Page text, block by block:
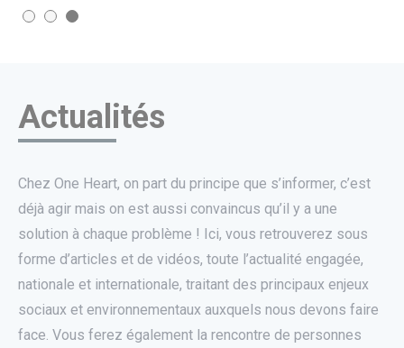
Actualités
Chez One Heart, on part du principe que s’informer, c’est
déjà agir mais on est aussi convaincus qu’il y a une
solution à chaque problème ! Ici, vous retrouverez sous
forme d’articles et de vidéos, toute l’actualité engagée,
nationale et internationale, traitant des principaux enjeux
sociaux et environnementaux auxquels nous devons faire
face. Vous ferez également la rencontre de personnes